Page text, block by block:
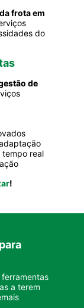
frota em
do
de
tempo real
!
ferramentas
a terem